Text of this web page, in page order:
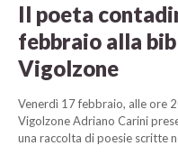
Il poeta
febbraio alla
Vigolzone
Venerdì 17 febbraio, alle ore
Vigolzone Adriano Carini
una raccolta di poesie scritte